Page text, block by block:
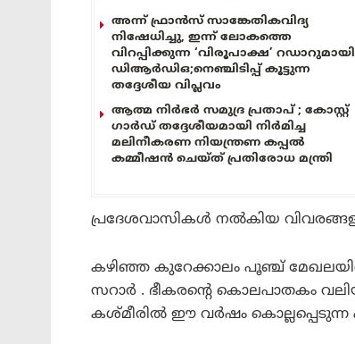
അന്ന് ഫ്രാൻസ് സാങ്കേതികവിദ്യ
നിഷേധിച്ചു, ഇന്ന് ലോകത്തെ
വിറപ്പിക്കുന്ന ‘വിരൂപാക്ഷ’ റഡാറുമായി
ഡിആർഡിഒ;നെഞ്ചിടിപ്പ് കൂട്ടുന്ന
തദ്ദേശീയ വിപ്ലവം
ആത്മ നിർഭർ സമുദ്ര പ്രതാപ് ; കോസ്റ്റ്
ഗാർഡ് തദ്ദേശീയമായി നിർമിച്ച
മലിനീകരണ നിയന്ത്രണ കപ്പൽ
കമ്മീഷൻ ചെയ്ത് പ്രതിരോധ മന്ത്രി
പ്രദേശവാസികള്‍ നല്‍കിയ
കഴിഞ്ഞ കുറേക്കാലം പൂഞ്ച്
സറാർ . ഭീകരന്റെ കൊലപാതകം
കശ്മീരില്‍ ഈ വര്‍ഷം